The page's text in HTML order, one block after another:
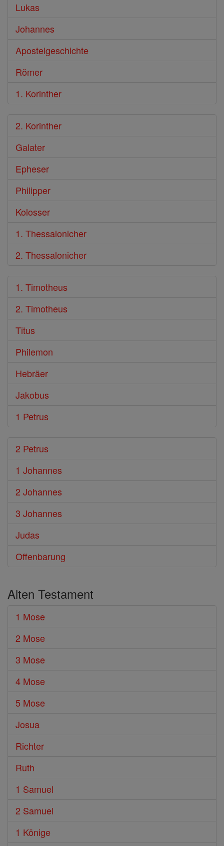
Lukas
Johannes
Apostelgeschichte
Römer
1. Korinther
2. Korinther
Galater
Epheser
Philipper
Kolosser
1. Thessalonicher
2. Thessalonicher
1. Timotheus
2. Timotheus
Titus
Philemon
Hebräer
Jakobus
1 Petrus
2 Petrus
1 Johannes
2 Johannes
3 Johannes
Judas
Offenbarung
Alten Testament
1 Mose
2 Mose
3 Mose
4 Mose
5 Mose
Josua
Richter
Ruth
1 Samuel
2 Samuel
1 Könige